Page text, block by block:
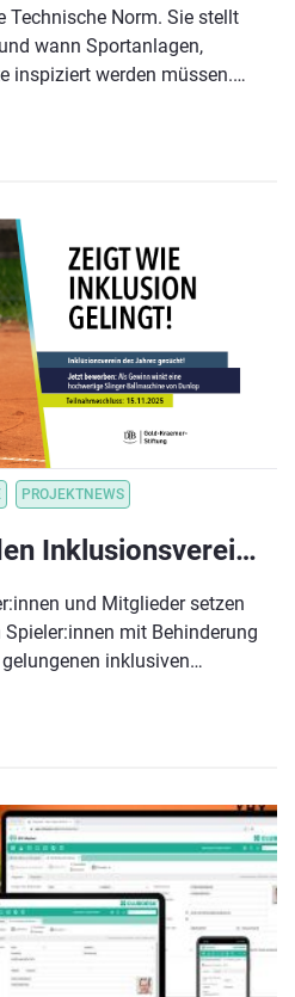
Technische Norm. Sie stellt
wann Sportanlagen,
inspiziert werden müssen.
wie die Prüfungen konkret
PROJEKTNEWS
Der DTB sucht den Inklusionsverein des Jahres 2025
und Mitglieder setzen
mit Behinderung
inklusiven
in den Vereinen.